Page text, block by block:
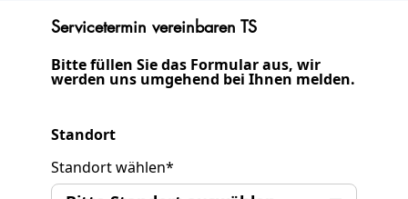
Servicetermin vereinbaren TS
Bitte füllen Sie das Formular aus, wir
werden uns umgehend bei Ihnen melden.
Standort
Standort wählen*